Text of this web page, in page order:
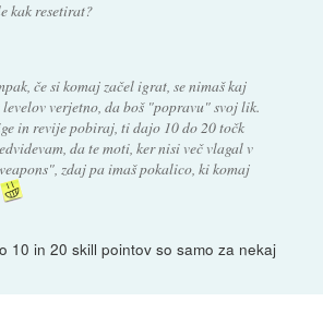
kak resetirat?
če si komaj začel igrat, se nimaš kaj
levelov verjetno, da boš "popravu" svoj lik.
in revije pobiraj, ti dajo 10 do 20 točk
da te moti, ker nisi več vlagal v
zdaj pa imaš pokalico, ki komaj
10 in 20 skill pointov so samo za nekaj